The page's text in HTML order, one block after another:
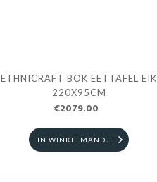
ETHNICRAFT BOK EETTAFEL EIK
220X95CM
€2079.00
IN WINKELMANDJE